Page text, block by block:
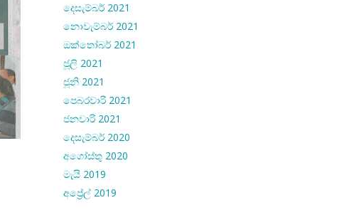
දෙසැම්බර් 2021
නොවැම්බර් 2021
ඔක්තෝබර් 2021
ජූලි 2021
ජූනි 2021
පෙබරවාරි 2021
ජනවාරි 2021
දෙසැම්බර් 2020
අගෝස්තු 2020
මැයි 2019
අප්‍රේල් 2019